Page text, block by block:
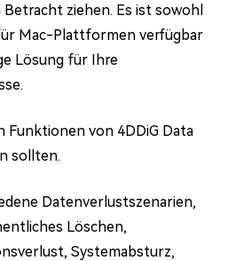
Betracht ziehen. Es ist sowohl
Mac-Plattformen verfügbar
Lösung für Ihre
Funktionen von 4DDiG Data
sollten.
Datenverlustszenarien,
Löschen,
Systemabsturz,